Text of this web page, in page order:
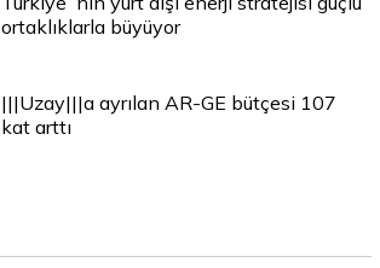
ortaklıklarla büyüyor
|||Uzay|||a ayrılan AR-GE bütçesi 107
kat arttı